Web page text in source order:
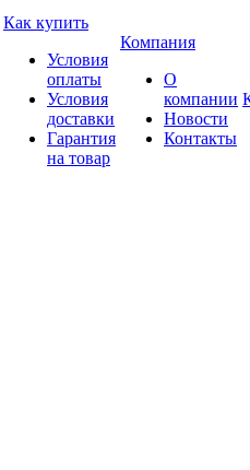
Как купить
Условия
оплаты
Условия
доставки
Гарантия
на товар
Компания
О
компании
Новости
Контакты